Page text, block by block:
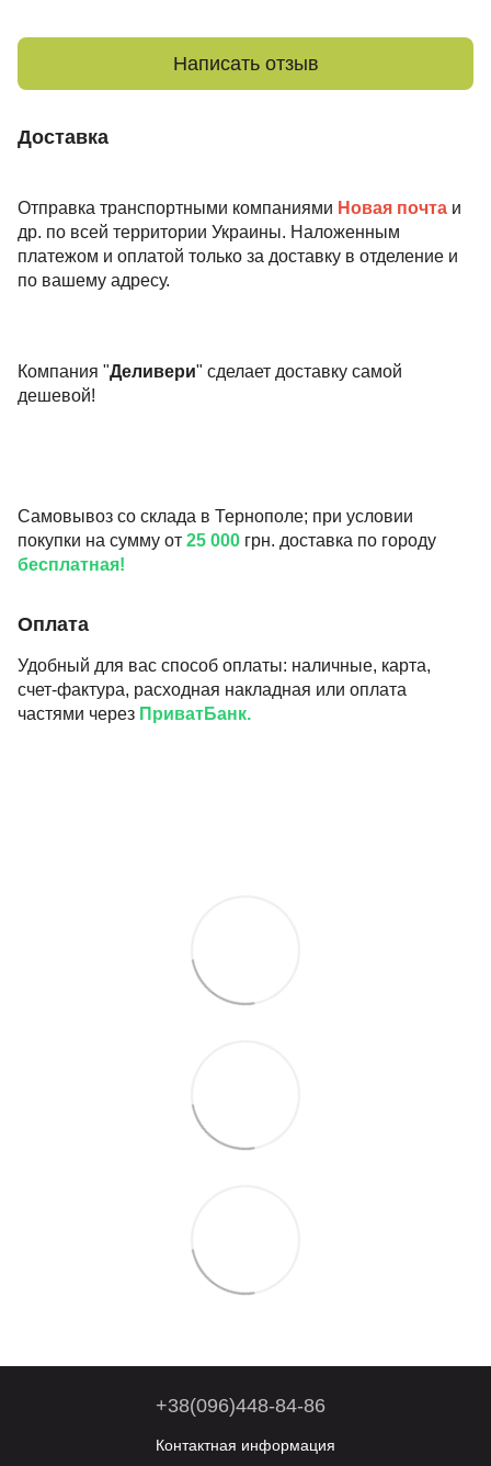
Написать отзыв
Доставка
Отправка транспортными компаниями Новая почта и
др. по всей территории Украины. Наложенным
платежом и оплатой только за доставку в отделение и
по вашему адресу.
Компания "Деливери" сделает доставку самой
дешевой!
Самовывоз со склада в Тернополе; при условии
покупки на сумму от 25 000 грн. доставка по городу
бесплатная!
Оплата
Удобный для вас способ оплаты: наличные, карта,
счет-фактура, расходная накладная или оплата
частями через ПриватБанк.
+38(096)448-84-86
Контактная информация